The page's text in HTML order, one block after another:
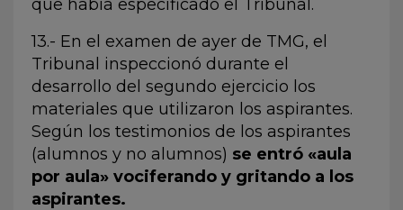
que había especificado el Tribunal.
13.- En el examen de ayer de TMG, el
Tribunal inspeccionó durante el
desarrollo del segundo ejercicio los
materiales que utilizaron los aspirantes.
Según los testimonios de los aspirantes
(alumnos y no alumnos) se entró «aula
por aula» vociferando y gritando a los
aspirantes.